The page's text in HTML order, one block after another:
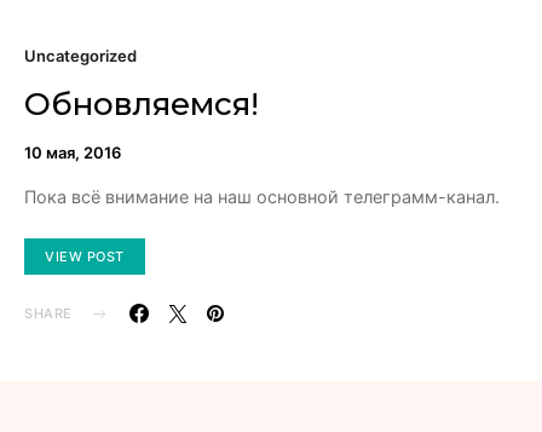
Uncategorized
Обновляемся!
10 мая, 2016
Пока всё внимание на наш основной телеграмм-канал.
VIEW POST
SHARE